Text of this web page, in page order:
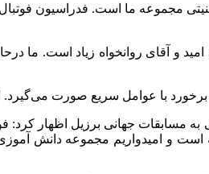
مجموعه ما است. فدراسیون
و آقای روانخواه زیاد است. ما
با عوامل سریع صورت می‌گیرد. البته
فوتسال دانش‌آموزی اعزامی به مسابقات جهانی
توجه است و امیدواریم مجموعه دانش